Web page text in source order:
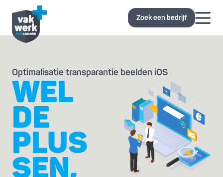
Zoek een bedrijf
Optimalisatie transparantie beelden iOS
WEL
DE
PLUS
SEN,